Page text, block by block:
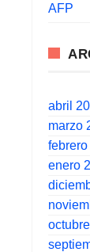
AFP
abril
marzo
enero